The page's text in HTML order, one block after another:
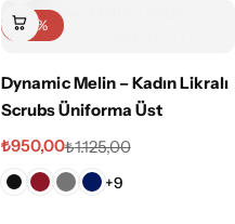
-16%
Dynamic Melin – Kadın Likralı
Scrubs Üniforma Üst
₺1.125,00
₺950,00
+9